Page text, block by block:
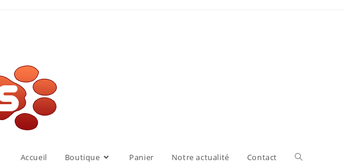
Accueil Boutique Panier Notre actualité Contact